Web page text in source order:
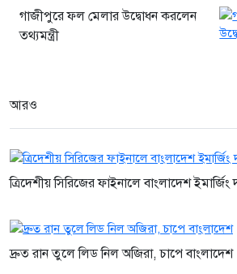
গত ২৪ ঘণ্টায়
গাজীপুরে ফল মেলার উদ্বোধন করলেন
তথ্যমন্ত্রী
আরও
ত্রিদেশীয় সিরিজের ফাইনালে বাংলাদেশ
দ্রুত রান তুলে লিড নিল অজিরা, চাপে বাংলাদেশ